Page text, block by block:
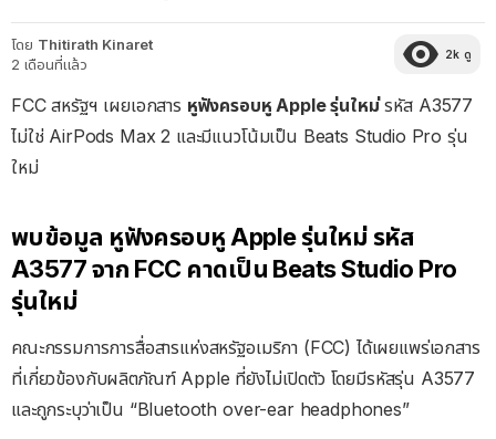
โดย Thitirath Kinaret
2 เดือนที่แล้ว
2k ดู
FCC สหรัฐฯ เผยเอกสาร หูฟังครอบหู Apple รุ่นใหม่รหัส A3577
ไม่ใช่ AirPods Max 2 และมีแนวโน้มเป็น Beats Studio Pro รุ่น
ใหม่
พบข้อมูล หูฟังครอบหู Apple รุ่นใหม่ รหัส
A3577 จาก FCC คาดเป็น Beats Studio Pro
รุ่นใหม่
คณะกรรมการการสื่อสารแห่งสหรัฐอเมริกา (FCC) ได้เผยแพร่เอกสาร
ที่เกี่ยวข้องกับผลิตภัณฑ์ Apple ที่ยังไม่เปิดตัว โดยมีรหัสรุ่น A3577
และถูกระบุว่าเป็น “Bluetooth over-ear headphones”